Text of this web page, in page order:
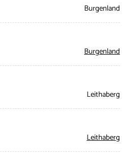
Burgenland
Burgenland
Leithaberg
Leithaberg